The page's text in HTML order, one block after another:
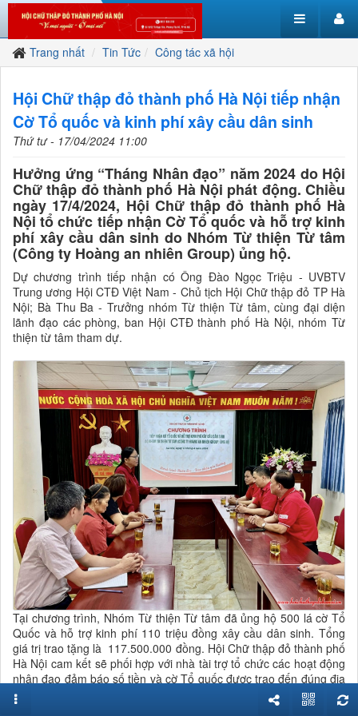
Trang nhất Tin Tức Công tác xã hội
Hội Chữ thập đỏ thành phố Hà Nội tiếp nhận
Cờ Tổ quốc và kinh phí xây cầu dân sinh
Thứ tư - 17/04/2024 11:00
Hưởng ứng “Tháng Nhân đạo” năm 2024 do Hội
Chữ thập đỏ thành phố Hà Nội phát động. Chiều
ngày 17/4/2024, Hội Chữ thập đỏ thành phố Hà
Nội tổ chức tiếp nhận Cờ Tổ quốc và hỗ trợ kinh
phí xây cầu dân sinh do Nhóm Từ thiện Từ tâm
(Công ty Hoàng an nhiên Group) ủng hộ.
Dự chương trình tiếp nhận có Ông Đào Ngọc Triệu - UVBTV
Trung ương Hội CTĐ Việt Nam - Chủ tịch Hội Chữ thập đỏ TP Hà
Nội; Bà Thu Ba - Trưởng nhóm Từ thiện Từ tâm, cùng đại diện
lãnh đạo các phòng, ban Hội CTĐ thành phố Hà Nội, nhóm Từ
thiện từ tâm tham dự.
Tại chương trình, Nhóm Từ thiện Từ tâm đã ủng hộ 500 lá cờ Tổ
Quốc và hỗ trợ kinh phí 110 triệu đồng xây cầu dân sinh. Tổng
giá trị trao tặng là 117.500.000 đồng. Hội Chữ thập đỏ thành phố
Hà Nội cam kết sẽ phối hợp với nhà tài trợ tổ chức các hoạt động
nhân đạo đảm báo số tiền và cờ Tổ quốc được trao đến đúng địa
chỉ người hưởng lợi theo đúng quy định.